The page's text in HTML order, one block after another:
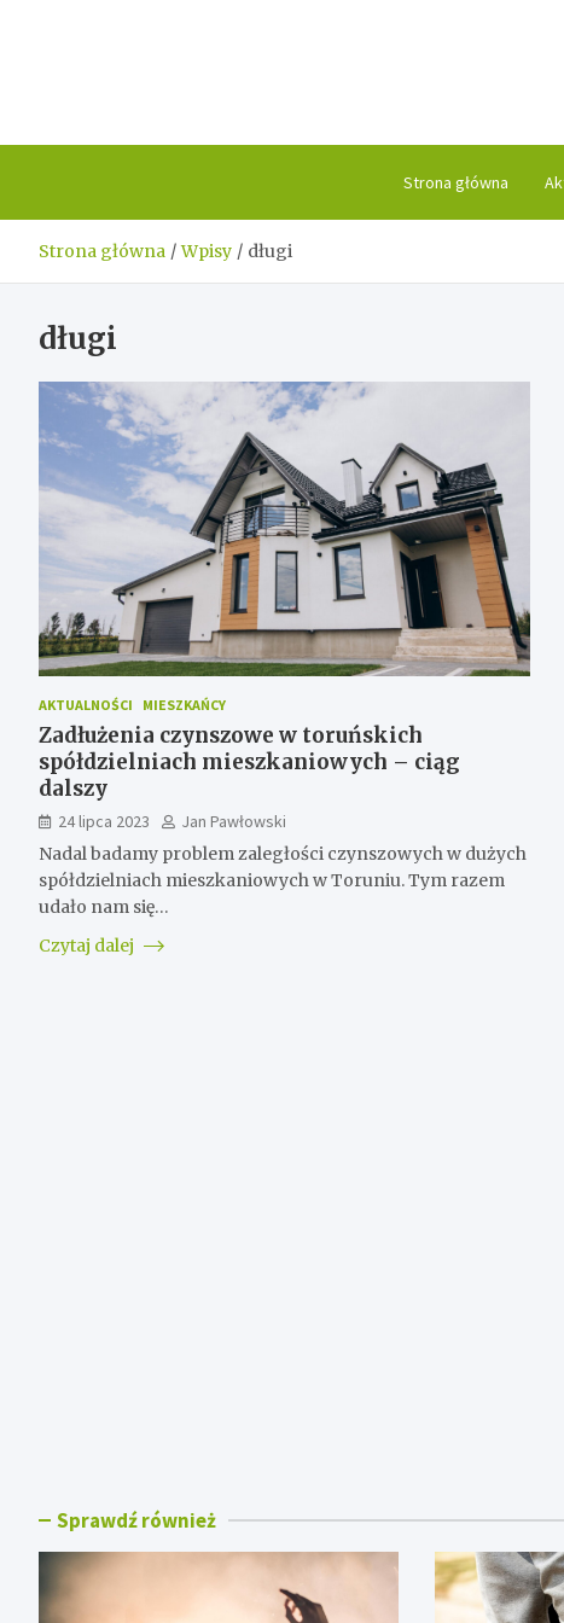
Strona główna
Strona główna Wpisy długi
długi
AKTUALNOŚCI MIESZKAŃCY
Zadłużenia czynszowe w toruńskich
spółdzielniach mieszkaniowych – ciąg
dalszy
24 lipca 2023
Jan Pawłowski
Nadal badamy problem zaległości czynszowych w dużych
spółdzielniach mieszkaniowych w Toruniu. Tym razem
udało nam się…
Czytaj dalej
Sprawdź również